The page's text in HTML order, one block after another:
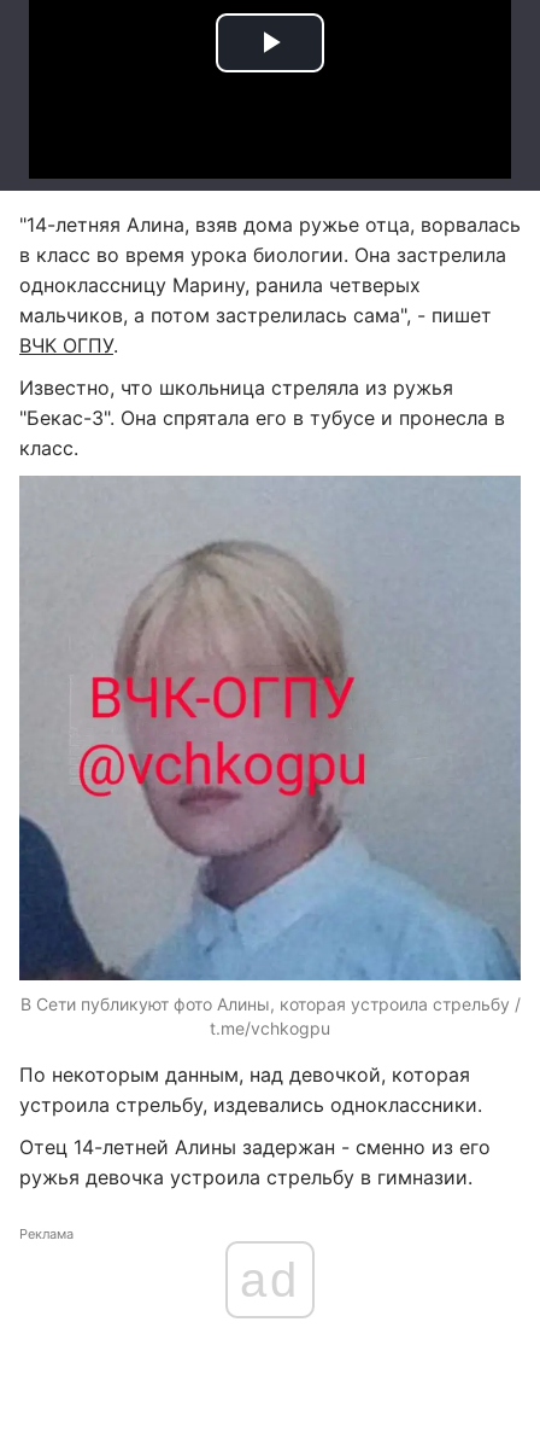
"14-летняя Алина, взяв дома ружье отца, ворвалась
в класс во время урока биологии. Она застрелила
одноклассницу Марину, ранила четверых
мальчиков, а потом застрелилась сама", - пишет
ВЧК ОГПУ.
Известно, что школьница стреляла из ружья
"Бекас-3". Она спрятала его в тубусе и пронесла в
класс.
В Сети публикуют фото Алины, которая устроила стрельбу /
t.me/vchkogpu
По некоторым данным, над девочкой, которая
устроила стрельбу, издевались одноклассники.
Отец 14-летней Алины задержан - сменно из его
ружья девочка устроила стрельбу в гимназии.
Реклама
ad